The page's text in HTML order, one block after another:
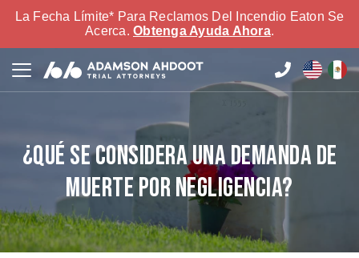
La Fecha Límite* Para Reclamos Del Incendio Eaton Se
Acerca. Obtenga Ayuda Ahora.
¿Qué se Considera una Demanda de
Muerte por Negligencia?